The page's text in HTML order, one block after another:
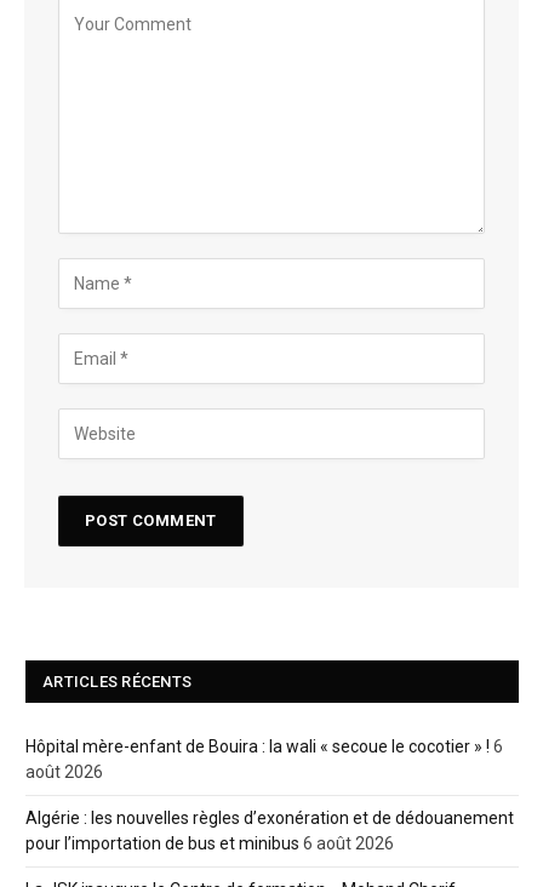
ARTICLES RÉCENTS
Hôpital mère-enfant de Bouira : la wali « secoue le cocotier » ! 6
août 2026
Algérie : les nouvelles règles d’exonération et de dédouanement
pour l’importation de bus et minibus 6 août 2026